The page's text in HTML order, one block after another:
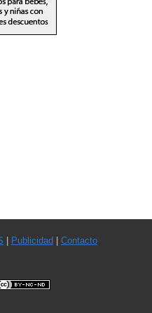
Publicidad Contacto